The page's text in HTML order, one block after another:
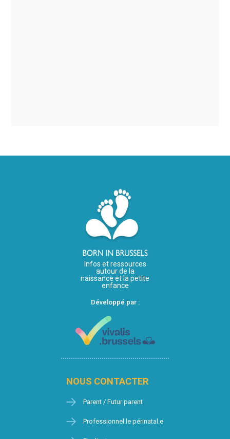
Infos et ressources
autour de la
naissance et la petite
enfance
Développé par :
NOUS CONTACTER
Parent / Futur parent
Professionnel.le périnatal.e